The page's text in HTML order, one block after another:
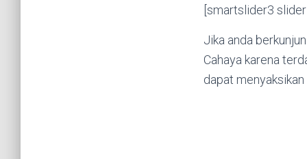
[smartslider3
Jika anda
Cahaya karena
dapat